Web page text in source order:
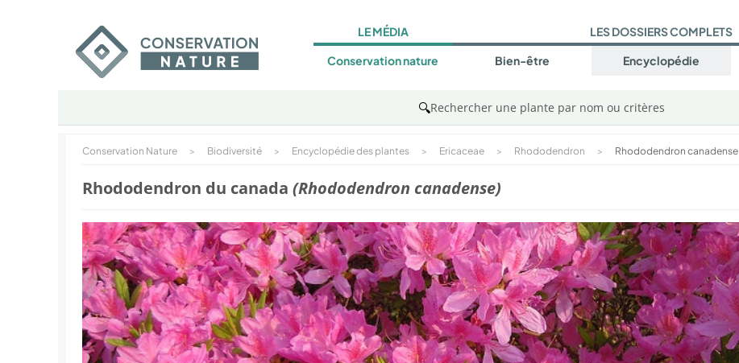
LE MÉDIA
Conservation nature
LES DOSSIERS COMPLETS
Bien-être Encyclopédie
🔍Rechercher une plante par nom ou critères
Conservation Nature > Biodiversité > Encyclopédie des plantes > Ericaceae > Rhododendron > Rhododendron canadense
Rhododendron du canada (Rhododendron canadense)